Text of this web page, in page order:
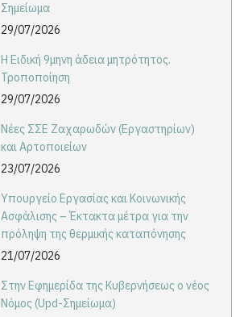
Σημείωμα
29/07/2026
Η Ειδική 9μηνη άδεια μητρότητος.
Τροποποίηση
29/07/2026
Νέες ΣΣΕ Ζαχαρωδών (Εργαστηρίων)
και Αρτοποιείων
23/07/2026
Υπουργείο Εργασίας και Κοινωνικής
Ασφάλισης – Έκτακτα μέτρα για την
πρόληψη της θερμικής καταπόνησης
21/07/2026
Στην Εφημερίδα της Κυβερνήσεως ο νέος
Νόμος (Upd-Σημείωμα)